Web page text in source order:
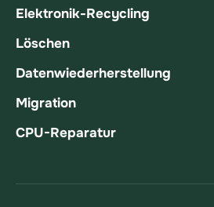
Elektronik-Recycling
Löschen
Datenwiederherstellung
Migration
CPU-Reparatur